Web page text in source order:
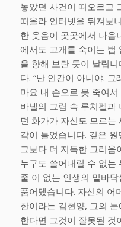
놓았던 사건이 떠오르고
떠올라 인터넷을 뒤져보
한 웃음이 곳곳에서 나옵
에서도 고개를 숙이는 법
을 향해 보란 듯이 날립
다. “난 인간이 아니야.
마요 내 손으로 못 죽여
바넬의 그림 속 루치펠과
던 화가가 자신도 모르는
각이 들었습니다. 깊은
그보다 더 지독한 그리움
누구도 쓸어내릴 수 없는
줄 이 없는 인생의 밑바
품어댔습니다. 자신의 어
한이라는 김현양, 그의
한다면 그것이 잘못된 것